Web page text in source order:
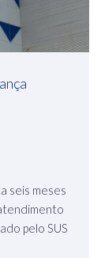
seis meses
pelo SUS